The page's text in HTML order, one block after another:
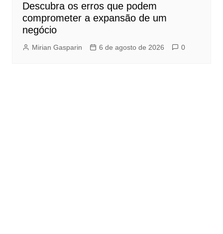
Descubra os erros que podem
comprometer a expansão de um
negócio
Mirian Gasparin 6 de agosto de 2026 0